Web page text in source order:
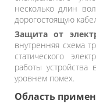
несколько длин
дорогостоящую
Защита от
внутренняя схема
статического
работы устройства
уровнем помех.
Область